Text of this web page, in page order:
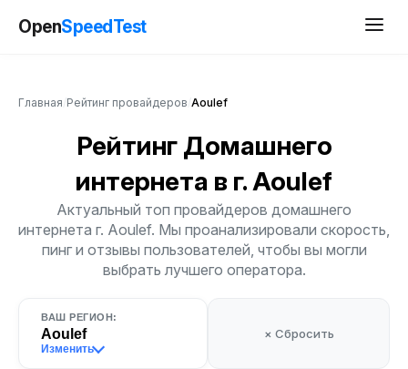
OpenSpeedTest
Главная Рейтинг провайдеров Aoulef
Рейтинг Домашнего
интернета в г. Aoulef
Актуальный топ провайдеров домашнего
интернета г. Aoulef. Мы проанализировали скорость,
пинг и отзывы пользователей, чтобы вы могли
выбрать лучшего оператора.
ВАШ РЕГИОН:
Aoulef
Изменить
× Сбросить